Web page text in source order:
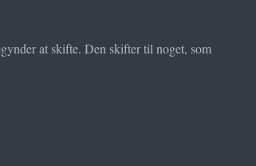
at skifte. Den skifter til noget, som